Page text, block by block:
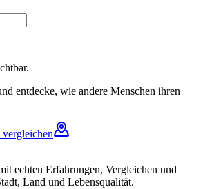
entdecke, wie andere Menschen ihren
vergleichen
echten Erfahrungen, Vergleichen und
Land und Lebensqualität.